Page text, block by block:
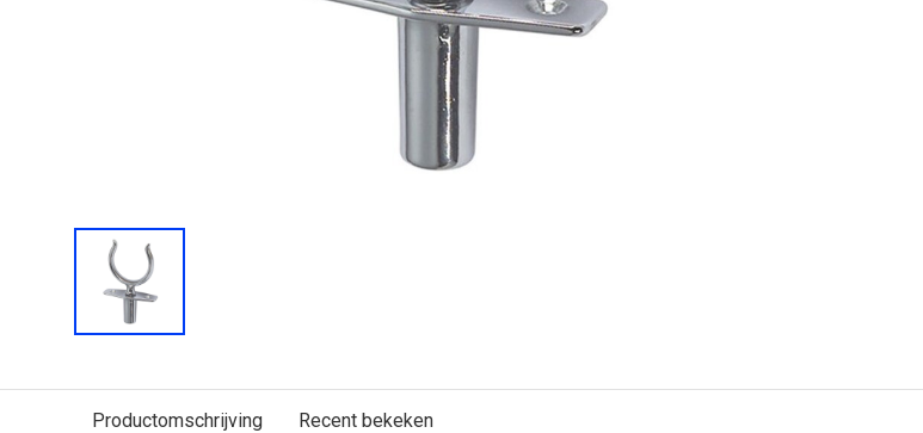
Productomschrijving Recent bekeken